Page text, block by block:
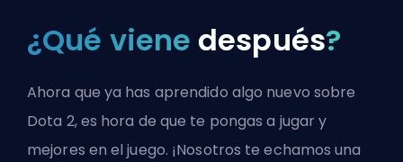
¿Qué viene después?
Ahora que ya has aprendido algo nuevo sobre
Dota 2, es hora de que te pongas a jugar y
mejores en el juego. ¡Nosotros te echamos una